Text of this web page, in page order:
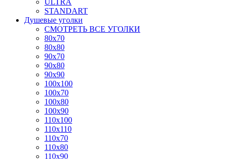
ULTRA
STANDART
Душевые уголки
СМОТРЕТЬ ВСЕ УГОЛКИ
80x70
80x80
90x70
90x80
90x90
100x100
100x70
100x80
100x90
110x100
110x110
110x70
110x80
110x90